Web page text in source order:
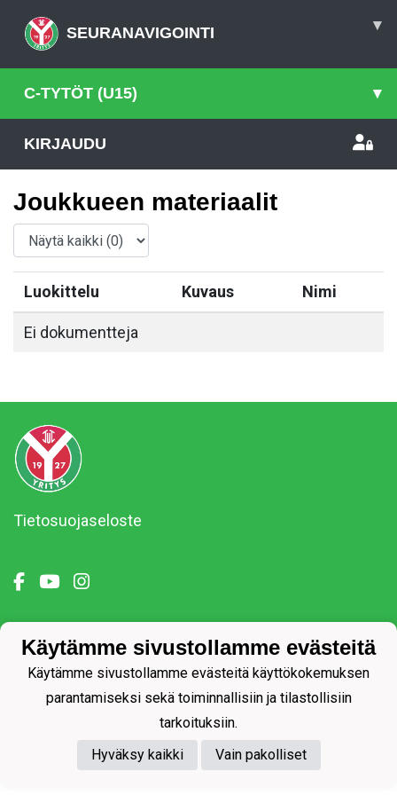
SEURANAVIGOINTI ▾
C-TYTÖT (U15) ▾
KIRJAUDU
Joukkueen materiaalit
Luokittelu Kuvaus Nimi
Ei dokumentteja
Tietosuojaseloste
Powered by
Käytämme sivustollamme evästeitä
Käytämme sivustollamme evästeitä käyttökokemuksen
parantamiseksi sekä toiminnallisiin ja tilastollisiin
tarkoituksiin.
Hyväksy kaikki
Vain pakolliset